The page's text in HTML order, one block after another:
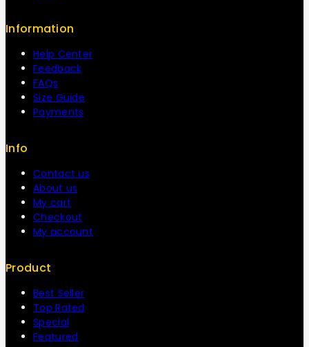
Information
Help Center
Feedback
FAQs
Size Guide
Payments
Info
Contact us
About us
My cart
Checkout
My account
Product
Best Seller
Top Rated
Special
Featured